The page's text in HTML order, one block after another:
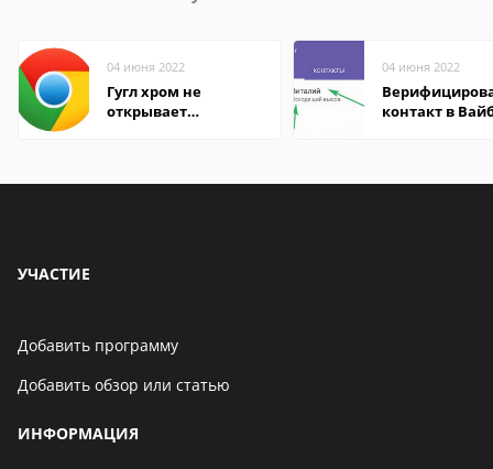
04 июня 2022
Гугл хром не
открывает
04 июня 2022
контакт в
УЧАСТИЕ
Добавить программу
Добавить обзор или статью
ИНФОРМАЦИЯ